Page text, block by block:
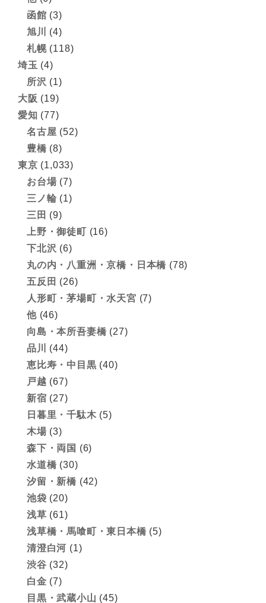
函館 (3)
旭川
(4)
札幌(118)
埼玉 (4)
所沢 (1)
大阪 (19)
愛知 (77)
名古屋 (52)
豊橋 (8)
東京 (1,033)
お台場 (7)
三ノ輪 (1)
三田 (9)
上野・御徒町 (16)
下北沢 (6)
丸の内・八重洲・京橋・日本橋 (78)
五反田 (26)
人形町・茅場町・水天宮 (7)
他(46)
向島・本所吾妻橋 (27)
品川
(44)
恵比寿・中目黒 (40)
戸越 (67)
新宿 (27)
日暮里・千駄木 (5)
木場 (3)
森下・両国 (6)
水道橋 (30)
汐留・新橋 (42)
池袋 (20)
浅草 (61)
浅草橋・馬喰町・東日本橋 (5)
清澄白河 (1)
渋谷 (32)
白金 (7)
目黒・武蔵小山 (45)